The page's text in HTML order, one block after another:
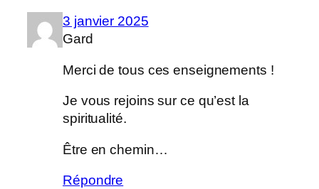
3 janvier 2025
Gard
Merci de tous ces enseignements !
Je vous rejoins sur ce qu’est la
spiritualité.
Être en chemin…
Répondre